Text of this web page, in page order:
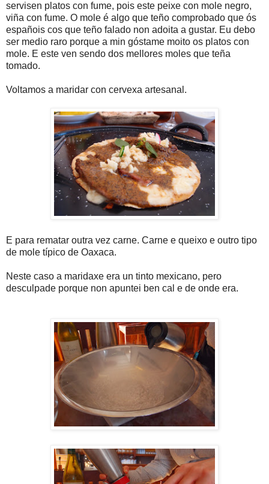
servisen platos con fume, pois este peixe con mole negro,
viña con fume. O mole é algo que teño comprobado que ós
españois cos que teño falado non adoita a gustar. Eu debo
ser medio raro porque a min góstame moito os platos con
mole. E este ven sendo dos mellores moles que teña
tomado.
Voltamos a maridar con cervexa artesanal.
E para rematar outra vez carne. Carne e queixo e outro tipo
de mole típico de Oaxaca.
Neste caso a maridaxe era un tinto mexicano, pero
desculpade porque non apuntei ben cal e de onde era.